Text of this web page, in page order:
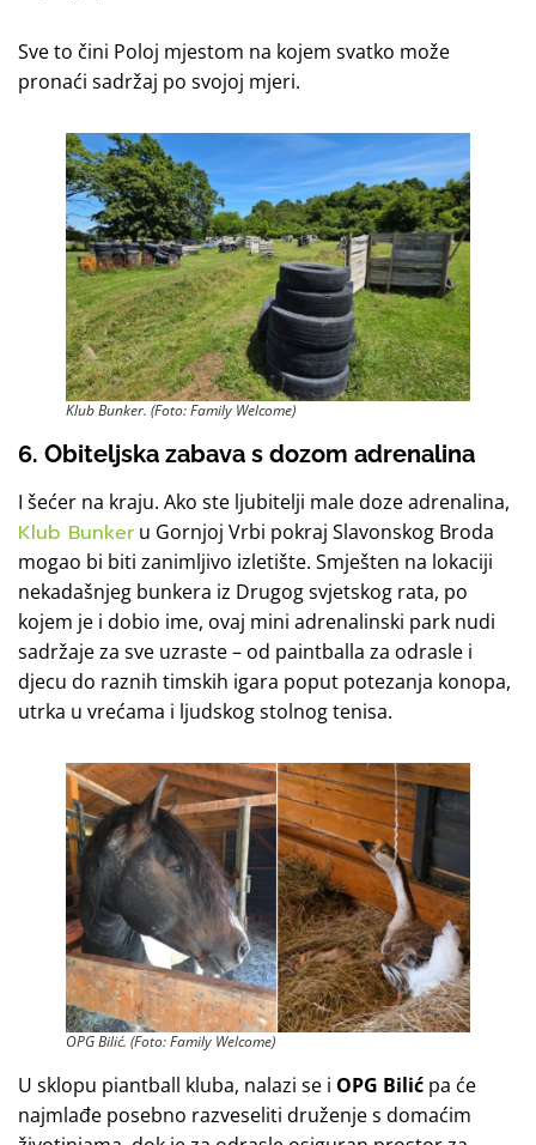
Sve to čini Poloj mjestom na kojem svatko može
pronaći sadržaj po svojoj mjeri.
Klub Bunker. (Foto: Family Welcome)
6. Obiteljska zabava s dozom adrenalina
I šećer na kraju. Ako ste ljubitelji male doze adrenalina,
Klub Bunker u Gornjoj Vrbi pokraj Slavonskog Broda
mogao bi biti zanimljivo izletište. Smješten na lokaciji
nekadašnjeg bunkera iz Drugog svjetskog rata, po
kojem je i dobio ime, ovaj mini adrenalinski park nudi
sadržaje za sve uzraste – od paintballa za odrasle i
djecu do raznih timskih igara poput potezanja konopa,
utrka u vrećama i ljudskog stolnog tenisa.
OPG Bilić. (Foto: Family Welcome)
U sklopu piantball kluba, nalazi se i OPG Bilić pa će
najmlađe posebno razveseliti druženje s domaćim